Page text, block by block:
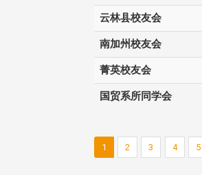
云林县校友会
南加州校友会
菁英校友会
国贸系所同学会
1 2 3 4 5